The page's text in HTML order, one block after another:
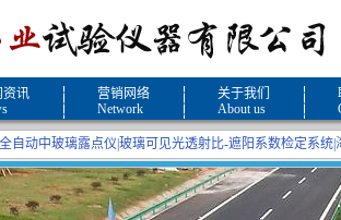
资讯
营销网络
Network
关于我们
About us
全自动中玻璃露点仪 玻璃可见光透射比-遮阳系数检定系统|